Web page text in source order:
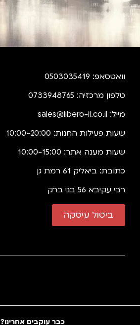
וואטסאפ: 0503035419
טלפון מרכזיה: 0733948765
מייל: sales@libero-il.co.il
שעות פעילות החנות: 10:00-20:00
שעות מענה אתר: 10:00-15:00
כתובת: ביאליק 61 רמת גן
רבי עקיבא 56 בני ברק
ביטול עיסקה
כבר עוקבים אחרינו?